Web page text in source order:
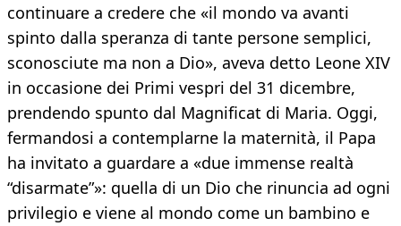
continuare a credere che «il mondo va avanti
spinto dalla speranza di tante persone semplici,
sconosciute ma non a Dio», aveva detto Leone XIV
in occasione dei Primi vespri del 31 dicembre,
prendendo spunto dal Magnificat di Maria. Oggi,
fermandosi a contemplarne la maternità, il Papa
ha invitato a guardare a «due immense realtà
“disarmate”»: quella di un Dio che rinuncia ad ogni
privilegio e viene al mondo come un bambino e